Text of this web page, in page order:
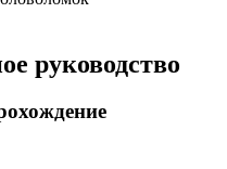
руководство